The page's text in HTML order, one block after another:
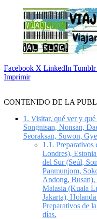
Facebook X LinkedIn Tumblr
Imprimir
CONTENIDO DE LA
1. Visitar, qué ver y
Songnisan, Nonsan,
Seoraksan, Suwon,
1.1. Preparativos
Londres),
del Sur (Seúl,
Panmunjom,
Andong,
Malasia (Kuala
Jakarta),
Preparativos de
días.